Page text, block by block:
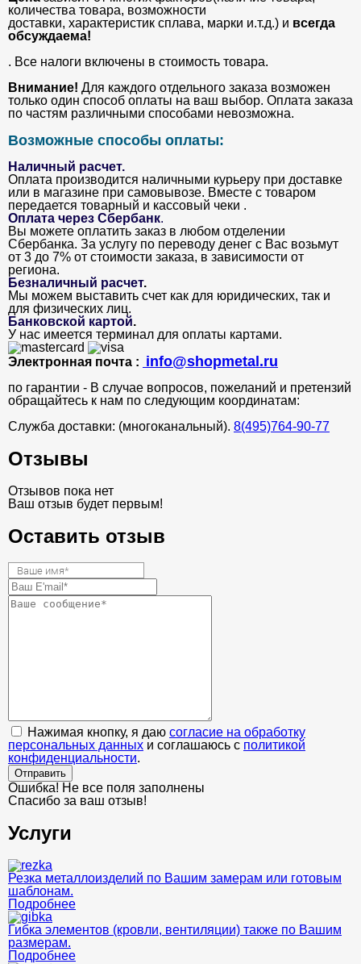
количества товара, возможности
доставки, характеристик сплава, марки и.т.д.) и всегда
обсуждаема!
. Все налоги включены в стоимость товара.
Внимание! Для каждого отдельного заказа возможен
только один способ оплаты на ваш выбор. Оплата заказа
по частям различными способами невозможна.
Возможные способы оплаты:
Наличный расчет.
Оплата производится наличными курьеру при доставке
или в магазине при самовывозе. Вместе с товаром
передается товарный и кассовый чеки .
Оплата через Сбербанк.
Вы можете оплатить заказ в любом отделении
Сбербанка. За услугу по переводу денег с Вас возьмут
от 3 до 7% от стоимости заказа, в зависимости от
региона.
Безналичный расчет.
Мы можем выставить счет как для юридических, так и
для физических лиц.
Банковской картой.
У нас имеется терминал для оплаты картами.
Электронная почта : info@shopmetal.ru
по гарантии - В случае вопросов, пожеланий и претензий
обращайтесь к нам по следующим координатам:
Служба доставки: (многоканальный). 8(495)764-90-77
Отзывы
Отзывов пока нет
Ваш отзыв будет первым!
Оставить отзыв
Нажимая кнопку, я даю согласие на обработку
персональных данных и соглашаюсь с политикой
конфиденциальности.
Отправить
Ошибка! Не все поля заполнены
Спасибо за ваш отзыв!
Услуги
Резка металлоизделий по Вашим замерам или готовым
шаблонам.
Подробнее
Гибка элементов (кровли, вентиляции) также по Вашим
размерам.
Подробнее